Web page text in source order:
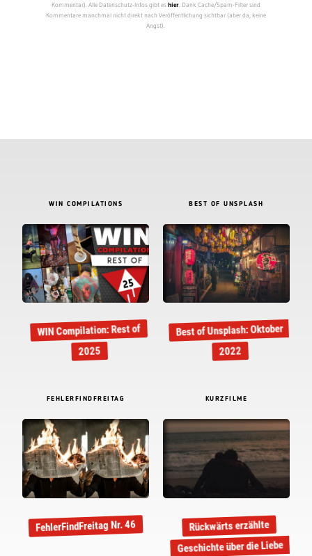
Kommentar). Alle Datenschutz-Infos gibt eshier. Dank Cache/Spam-Filter sind
Kommentare manchmal nicht direkt nach Veröffentlichung sichtbar (aber da, keine
Angst).
WIN COMPILATIONS
WIN Compilation: Rest of
2025
BEST OF UNSPLASH
Best of Unsplash: Oktober
2022
FEHLERFINDFREITAG
FehlerFindFreitag Nr. 46
KURZFILME
Rückwärts erzählte
Geschichte über die Liebe